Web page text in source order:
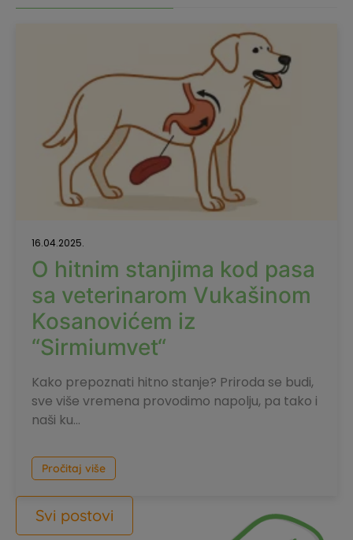
16.04.2025.
O hitnim stanjima kod pasa
sa veterinarom Vukašinom
Kosanovićem iz
“Sirmiumvet“
Kako prepoznati hitno stanje? Priroda se budi,
sve više vremena provodimo napolju, pa tako i
naši ku...
Pročitaj više
Svi postovi